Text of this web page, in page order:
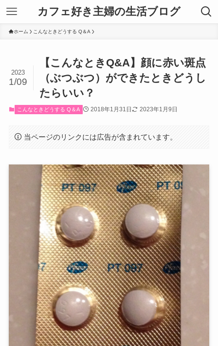
カフェ好き主婦の生活ブログ
ホーム こんなときどうする Q＆A
【こんなときQ&A】顔に赤い斑点
（ぶつぶつ）ができたときどうし
たらいい？
2023
1/09
こんなときどうする Q＆A 2018年1月31日 2023年1月9日
当ページのリンクには広告が含まれています。